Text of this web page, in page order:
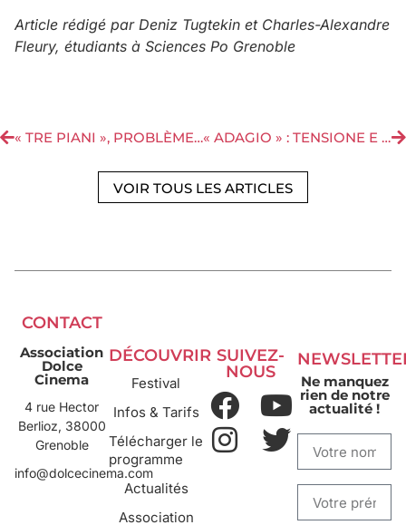
Article rédigé par Deniz Tugtekin et Charles-Alexandre
Fleury, étudiants à Sciences Po Grenoble
« TRE PIANI », PROBLÈMES ET MÉSAVENTURES À TOUS LES ÉTAGES « ADAGIO » : TENSIONE E MISTERO NELLE STRADE DI ROMA
VOIR TOUS LES ARTICLES
CONTACT
Association
Dolce
Cinema
4 rue Hector
Berlioz, 38000
Grenoble
info@dolcecinema.com
DÉCOUVRIR
Festival
Infos & Tarifs
Télécharger le
programme
Actualités
Association
SUIVEZ-
NOUS
Ne manquez
rien de notre
actualité !